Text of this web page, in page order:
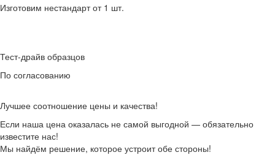
Изготовим нестандарт от 1 шт.
Тест-драйв образцов
По согласованию
Лучшее соотношение цены и качества!
Если наша цена оказалась не самой выгодной — обязательно
известите нас!
Мы найдём решение, которое устроит обе стороны!